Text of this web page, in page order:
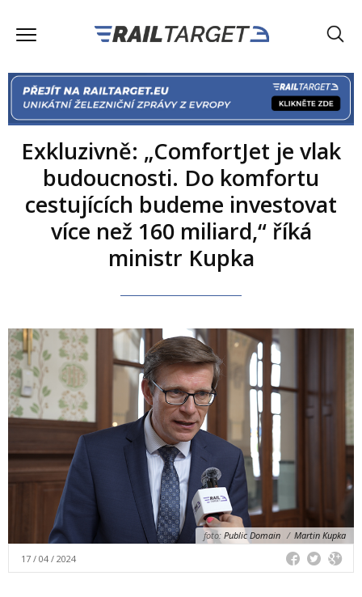
Exkluzivně: „ComfortJet je vlak
budoucnosti. Do komfortu
cestujících budeme investovat
více než 160 miliard,“ říká
ministr Kupka
foto: Public Domain / Martin Kupka
17 / 04 / 2024